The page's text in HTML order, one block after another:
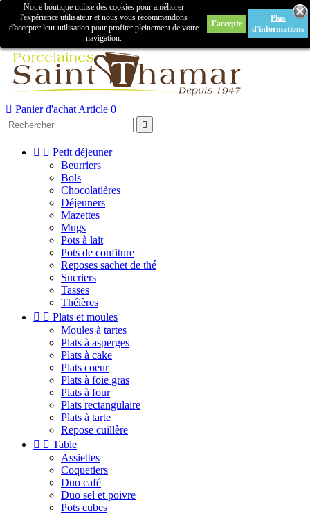
Créer un compteConnexion
 Panier d'achat Article 0

Notre boutique utilise des cookies pour améliorer
l'expérience utilisateur et nous vous recommandons
d'accepter leur utilisation pour profiter pleinement de votre
navigation.
J'accepte
Plus
d'informations
  Petit déjeuner
Beurriers
Bols
Chocolatières
Déjeuners
Mazettes
Mugs
Pots à lait
Pots de confiture
Reposes sachet de thé
Sucriers
Tasses
Théières
  Plats et moules
Moules à tartes
Plats à asperges
Plats à cake
Plats coeur
Plats à foie gras
Plats à four
Plats rectangulaire
Plats à tarte
Repose cuillère
  Table
Assiettes
Coquetiers
Duo café
Duo sel et poivre
Pots cubes